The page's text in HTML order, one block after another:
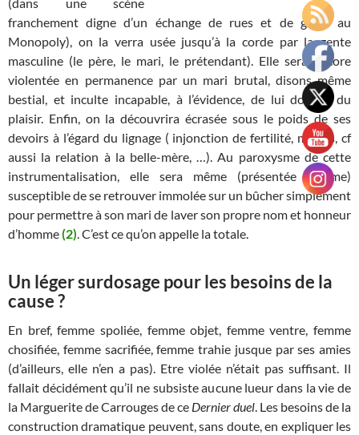
franchement digne d’un échange de rues et de gares au
Monopoly), on la verra usée jusqu’à la corde par la gente
masculine (le père, le mari, le prétendant). Elle sera encore
violentée en permanence par un mari brutal, disons même
bestial, et inculte incapable, à l’évidence, de lui donner du
plaisir. Enfin, on la découvrira écrasée sous le poids de ses
devoirs à l’égard du lignage ( injonction de fertilité, mépris, cf
aussi la relation à la belle-mère, …). Au paroxysme de cette
instrumentalisation, elle sera même (présentée comme)
susceptible de se retrouver immolée sur un bûcher simplement
pour permettre à son mari de laver son propre nom et honneur
d’homme(2). C’est ce qu’on appelle la totale.
Un léger surdosage pour les besoins de la
cause ?
En bref, femme spoliée, femme objet, femme ventre, femme
chosifiée, femme sacrifiée, femme trahie jusque par ses amies
(d’ailleurs, elle n’en a pas). Etre violée n’était pas suffisant. Il
fallait décidément qu’il ne subsiste aucune lueur dans la vie de
la Marguerite de Carrouges de ce Dernier duel. Les besoins de la
construction dramatique peuvent, sans doute, en expliquer les